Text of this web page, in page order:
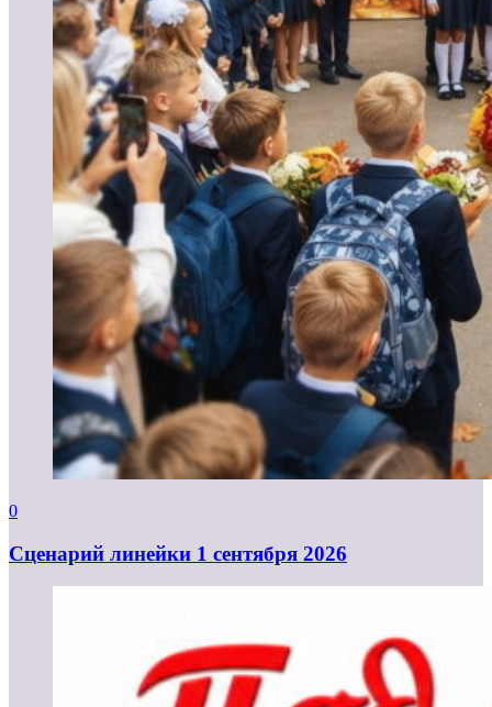
0
Cценарий линейки 1 сентября 2026